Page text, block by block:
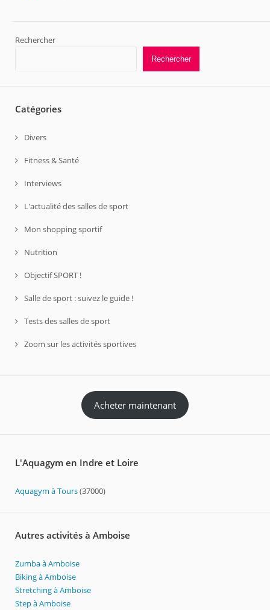
Rechercher
Rechercher
Catégories
Divers
Fitness & Santé
Interviews
L'actualité des salles de sport
Mon shopping sportif
Nutrition
Objectif SPORT !
Salle de sport : suivez le guide !
Tests des salles de sport
Zoom sur les activités sportives
Acheter maintenant
L'Aquagym en Indre et Loire
Aquagym à Tours(37000)
Autres activités à Amboise
Zumba à Amboise
Biking à Amboise
Stretching à Amboise
Step à Amboise